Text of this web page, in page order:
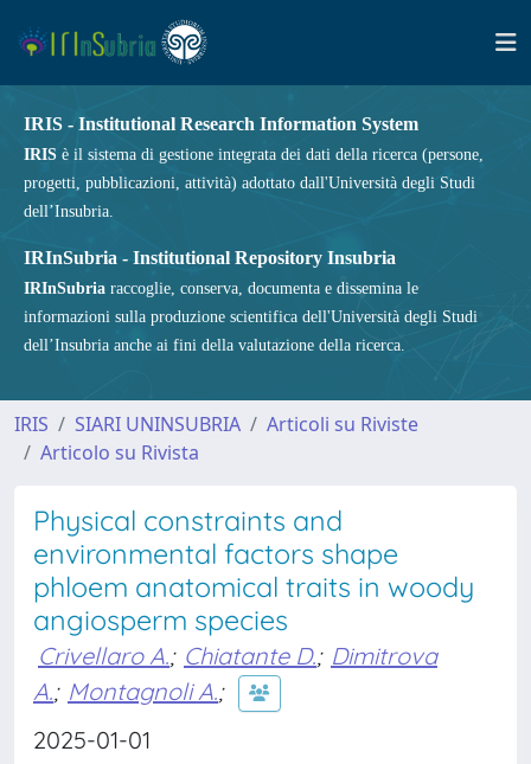
IRIS - Institutional Research Information System
IRIS è il sistema di gestione integrata dei dati della ricerca (persone,
progetti, pubblicazioni, attività) adottato dall'Università degli Studi
dell’Insubria.
IRInSubria - Institutional Repository Insubria
IRInSubria raccoglie, conserva, documenta e dissemina le
informazioni sulla produzione scientifica dell'Università degli Studi
dell’Insubria anche ai fini della valutazione della ricerca.
IRIS SIARI UNINSUBRIA
Articoli su Riviste
Articolo su Rivista
Physical constraints and
environmental factors shape
phloem anatomical traits in woody
angiosperm species
Crivellaro A.; Chiatante D.; Dimitrova
A.; Montagnoli A.;
2025-01-01